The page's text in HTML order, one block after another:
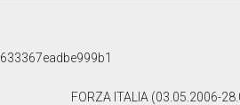
FORZA ITALIA (03.05.2006-